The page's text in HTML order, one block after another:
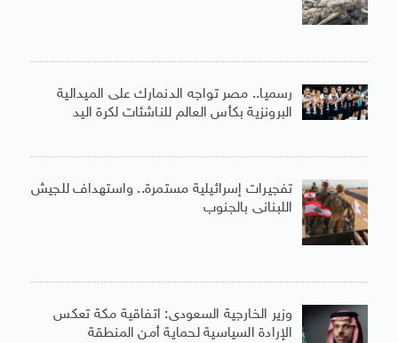
رسميا.. مصر تواجه الدنمارك على الميدالية
البرونزية بكأس العالم للناشئات لكرة اليد
تفجيرات إسرائيلية مستمرة.. واستهداف للجيش
اللبنانى بالجنوب
وزير الخارجية السعودى: اتفاقية مكة تعكس
الإرادة السياسية لحماية أمن المنطقة